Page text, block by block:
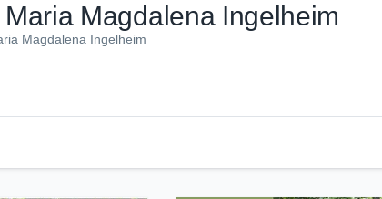
Maria Magdalena Ingelheim
Magdalena Ingelheim